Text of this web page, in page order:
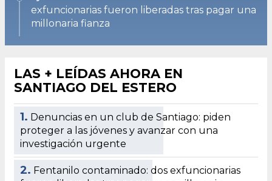
exfuncionarias fueron liberadas tras pagar una
millonaria fianza
LAS + LEÍDAS AHORA EN
SANTIAGO DEL ESTERO
1. Denuncias en un club de Santiago: piden
proteger a las jóvenes y avanzar con una
investigación urgente
2. Fentanilo contaminado: dos exfuncionarias